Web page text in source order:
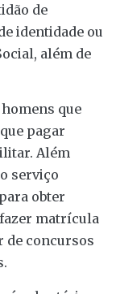
de
identidade ou
além de
que
pagar
Além
serviço
obter
matrícula
de concursos